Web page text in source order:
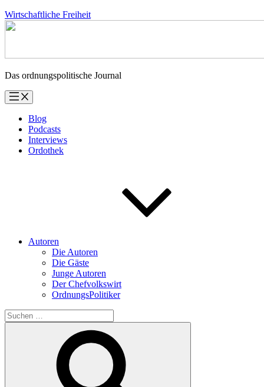
Zum
Inhalt
Wirtschaftliche Freiheit
Das ordnungspolitische Journal
Blog
Podcasts
Interviews
Ordothek
Autoren
Die Autoren
Die Gäste
Junge Autoren
Der Chefvolkswirt
OrdnungsPolitiker
Suchen
nach: